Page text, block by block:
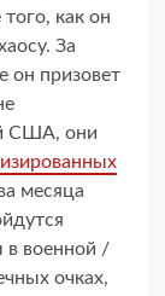
как он
За
он призовет
США, они
месяца
в военной /
очках,